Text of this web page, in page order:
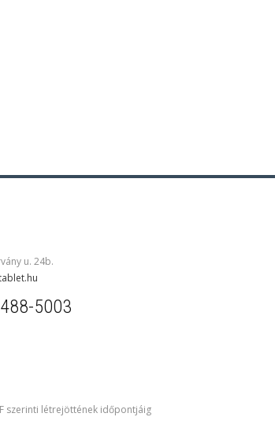
u. 24b.
5003
szerinti létrejöttének időpontjáig